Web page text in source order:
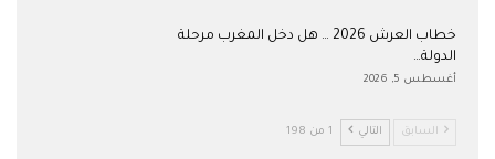
خطاب العرش 2026 … هل دخل المغرب مرحلة
الدولة…
أغسطس 5, 2026
السابق التالي 1 من 198